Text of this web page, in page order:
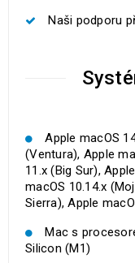
Naši podporu
Apple macOS
(Ventura), Apple
11.x (Big Sur),
macOS 10.14.x
Sierra), Apple
Mac s
Silicon (M1)